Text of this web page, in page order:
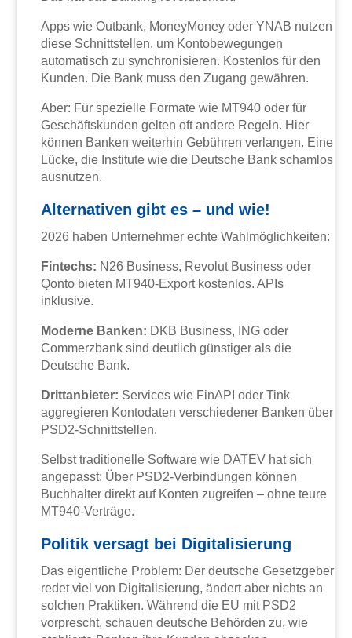
Apps wie Outbank, MoneyMoney oder YNAB nutzen
diese Schnittstellen, um Kontobewegungen
automatisch zu synchronisieren. Kostenlos für den
Kunden. Die Bank muss den Zugang gewähren.
Aber: Für spezielle Formate wie MT940 oder für
Geschäftskunden gelten oft andere Regeln. Hier
können Banken weiterhin Gebühren verlangen. Eine
Lücke, die Institute wie die Deutsche Bank schamlos
ausnutzen.
Alternativen gibt es – und wie!
2026 haben Unternehmer echte Wahlmöglichkeiten:
Fintechs: N26 Business, Revolut Business oder
Qonto bieten MT940-Export kostenlos. APIs
inklusive.
Moderne Banken: DKB Business, ING oder
Commerzbank sind deutlich günstiger als die
Deutsche Bank.
Drittanbieter: Services wie FinAPI oder Tink
aggregieren Kontodaten verschiedener Banken über
PSD2-Schnittstellen.
Selbst traditionelle Software wie DATEV hat sich
angepasst: Über PSD2-Verbindungen können
Buchhalter direkt auf Konten zugreifen – ohne teure
MT940-Verträge.
Politik versagt bei Digitalisierung
Das eigentliche Problem: Der deutsche Gesetzgeber
redet viel von Digitalisierung, ändert aber nichts an
solchen Praktiken. Während die EU mit PSD2
vorprescht, schauen deutsche Behörden zu, wie